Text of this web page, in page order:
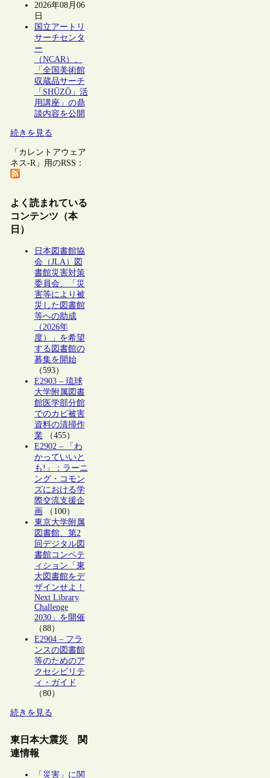
2026年08月06
日
国立アートリ
サーチセンタ
ー
（NCAR）、
「全国美術館
収蔵品サーチ
「SHŪZŌ」活
用講座」の鼎
談内容を公開
続きを見る
「カレントアウェア
ネス-R」用のRSS：
よく読まれている
コンテンツ（本
日）
日本図書館協
会（JLA）図
書館災害対策
委員会、「災
害等により被
災した図書館
等への助成
（2026年
度）」を希望
する図書館の
募集を開始
（593）
E2903 – 琉球
大学附属図書
館医学部分館
でのカビ被害
資料の清掃作
業（455）
E2902 – 「わ
かっていいと
も!」：ラーニ
ング・コモン
ズにおける学
際交流支援企
画 （100）
東京大学附属
図書館、第2
回デジタル図
書館コンペテ
ィション「東
大図書館をデ
ザインせよ！
Next Library
Challenge
2030」を開催
（88）
E2904 – フラ
ンスの図書館
等のためのア
クセシビリテ
ィ・ガイド
（80）
続きを見る
東日本大震災 関
連情報
「災害」に関